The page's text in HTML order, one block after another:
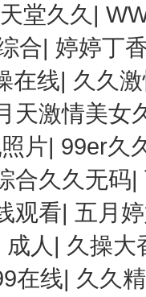
堂久久 |
合| 婷婷丁
在线| 久久
天激情美女
片| 99er久
合久久无码|
观看| 五月
人 | 久操大
在线| 久久